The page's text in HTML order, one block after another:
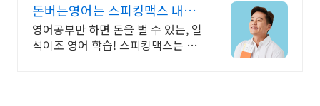
돈버는영어는 스피킹맥스 내가
원할 때 번만큼 출금!
영어공부만 하면 돈을 벌 수 있는, 일
석이조 영어 학습! 스피킹맥스는 가